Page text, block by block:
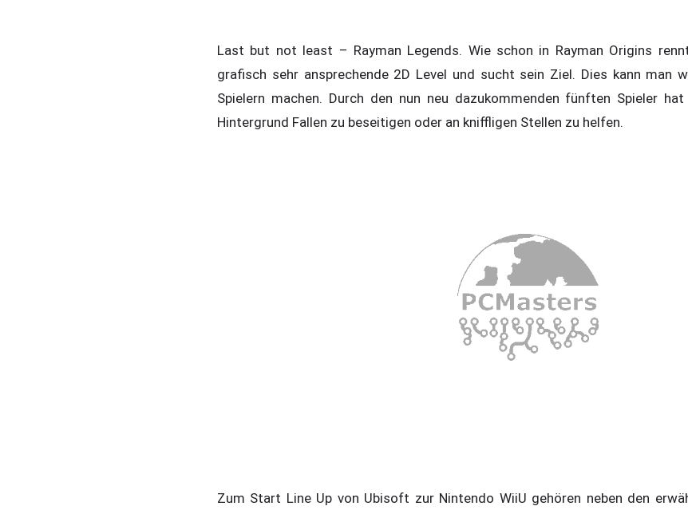
Last but not least – Rayman Legends. Wie schon in Rayman Origins
grafisch sehr ansprechende 2D Level und sucht sein Ziel. Dies kann man
Spielern machen. Durch den nun neu dazukommenden fünften Spieler
Hintergrund Fallen zu beseitigen oder an kniffligen Stellen zu helfen.
Zum Start Line Up von Ubisoft zur Nintendo WiiU gehören neben den